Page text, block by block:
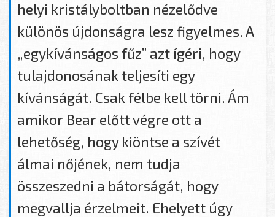
helyi kristályboltban nézelődve
különös újdonságra lesz figyelmes. A
„egykívánságos fűz” azt ígéri, hogy
tulajdonosának teljesíti egy
kívánságát. Csak félbe kell törni. Ám
amikor Bear előtt végre ott a
lehetőség, hogy kiöntse a szívét
álmai nőjének, nem tudja
összeszedni a bátorságát, hogy
megvallja érzelmeit. Ehelyett úgy